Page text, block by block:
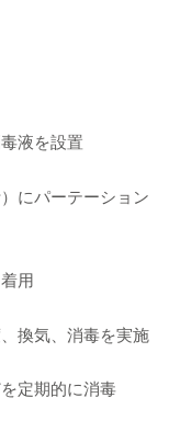
液を設置
にパーテーション
用
換気、消毒を実施
定期的に消毒